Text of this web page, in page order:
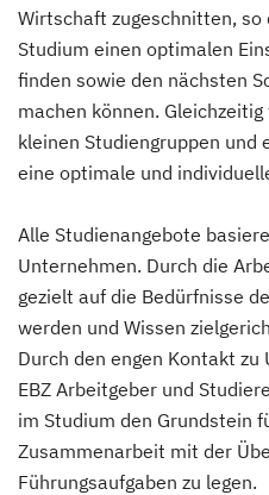
Wirtschaft zugeschnitten, so
Studium einen optimalen
finden sowie den nächsten
machen können.
kleinen Studiengruppen und
eine optimale und
Alle Studienangebote
Unternehmen. Durch die
gezielt auf die Bedürfnisse
werden und Wissen
Durch den engen Kontakt
EBZ Arbeitgeber und
im Studium den Grundstein
Zusammenarbeit mit der
Führungsaufgaben zu legen.